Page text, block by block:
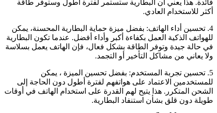
فائدة. هذا يعني أن البطارية ستستمر لفترة أطول وستوفر طاقة
أكثر للاستخدام العادي.
4. تحسين أداء الهاتف: بفضل ميزة حماية البطارية المحسنة، يمكن
للهواتف الذكية العمل بكفاءة أكبر وأداء أفضل. عندما تكون البطارية
في حالة جيدة وتوفر الطاقة بشكل فعال، فإن الهاتف يعمل بسلاسة
ولا يعاني من مشاكل التأخير أو التجمد.
5. تحسين تجربة المستخدم: بفضل تحسين الميزة ، يمكن
للمستخدمين الاعتماد على هواتفهم لفترة أطول دون الحاجة إلى
الشحن المتكرر. هذا يتيح لهم القدرة على استخدام الهاتف في أوقات
طويلة دون قلق بشأن استنفاد البطارية.